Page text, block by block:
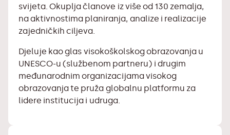
svijeta. Okuplja članove iz više od 130 zemalja,
na aktivnostima planiranja, analize i realizacije
zajedničkih ciljeva.
Djeluje kao glas visokoškolskog obrazovanja u
UNESCO-u (službenom partneru) i drugim
međunarodnim organizacijama visokog
obrazovanja te pruža globalnu platformu za
lidere institucija i udruga.